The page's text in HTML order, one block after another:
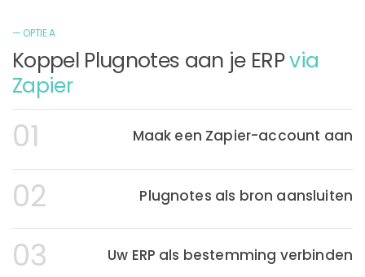
— OPTIE A
Koppel Plugnotes aan je ERPvia
Zapier
01 Maak een Zapier-account aan
02 Plugnotes als bron aansluiten
03 Uw ERP als bestemming verbinden